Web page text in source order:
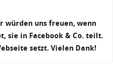
würden uns freuen, wenn
sie in Facebook & Co. teilt.
setzt. Vielen Dank!